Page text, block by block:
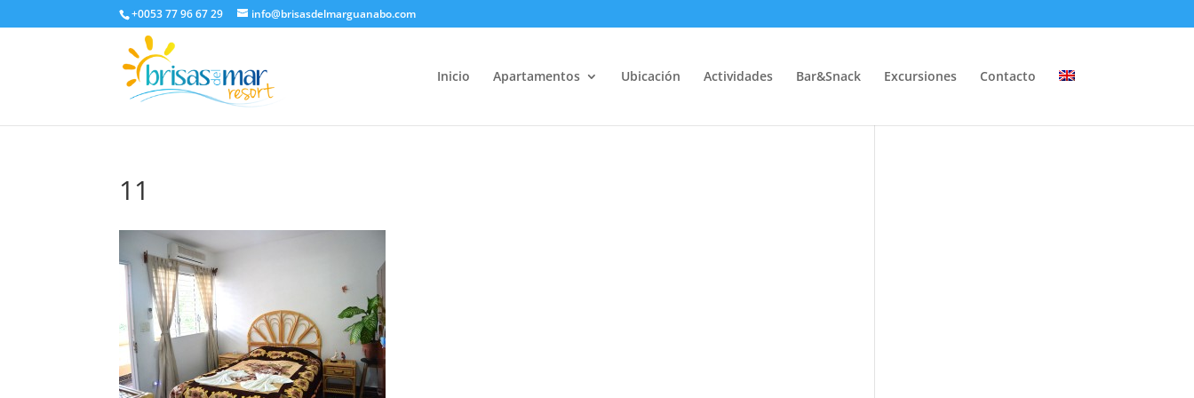
+0053 77 96 67 29 info@brisasdelmarguanabo.com
Inicio Apartamentos Ubicación Actividades Bar&Snack Excursiones Contacto
11